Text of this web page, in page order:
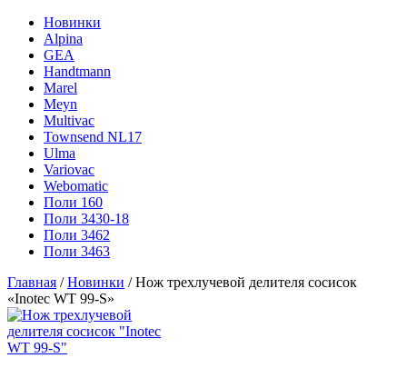
Новинки
Alpina
GEA
Handtmann
Marel
Meyn
Multivac
Townsend NL17
Ulma
Variovac
Webomatic
Поли 160
Поли 3430-18
Поли 3462
Поли 3463
Главная /Новинки / Нож трехлучевой делителя сосисок
«Inotec WT 99-S»